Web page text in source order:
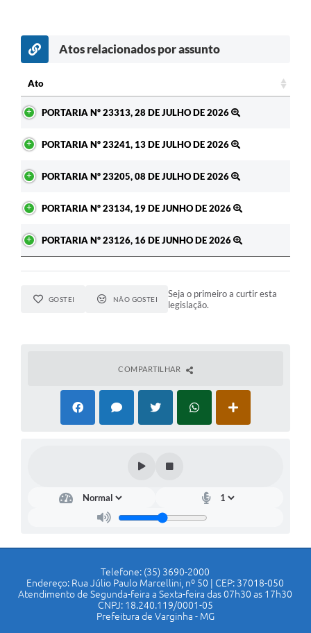
Atos relacionados por assunto
Ato
PORTARIA Nº 23313, 28 DE JULHO DE 2026
PORTARIA Nº 23241, 13 DE JULHO DE 2026
PORTARIA Nº 23205, 08 DE JULHO DE 2026
PORTARIA Nº 23134, 19 DE JUNHO DE 2026
PORTARIA Nº 23126, 16 DE JUNHO DE 2026
GOSTEI NÃO GOSTEI
Seja o primeiro a curtir esta
legislação.
COMPARTILHAR
Telefone: (35) 3690-2000
Endereço: Rua Júlio Paulo Marcellini, nº 50 | CEP: 37018-050
Atendimento de Segunda-feira a Sexta-feira das 07h30 as 17h30
CNPJ: 18.240.119/0001-05
Prefeitura de Varginha - MG